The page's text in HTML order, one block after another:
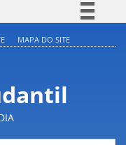
à informação
Legislação
Canais
MAPA DO SITE